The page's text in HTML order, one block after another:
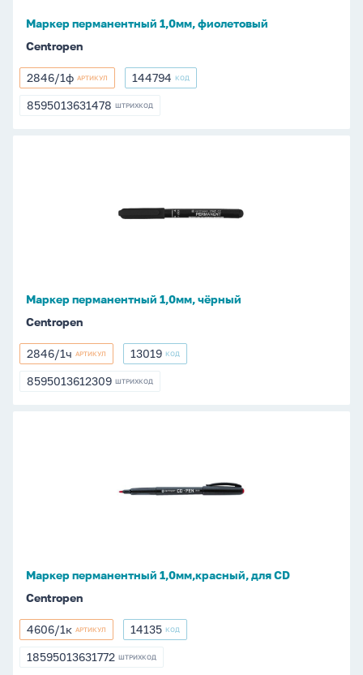
Маркер перманентный 1,0мм, фиолетовый
Centropen
2846/1ф
2846/1ф АРТИКУЛ 144794
144794 КОД
8595013631478
8595013631478 ШТРИХКОД
Маркер перманентный 1,0мм, чёрный
Centropen
2846/1ч
2846/1ч АРТИКУЛ 13019
13019 КОД
8595013612309
8595013612309 ШТРИХКОД
Маркер перманентный 1,0мм,красный, для CD
Centropen
4606/1к
4606/1к АРТИКУЛ 14135
14135 КОД
18595013631772
18595013631772 ШТРИХКОД